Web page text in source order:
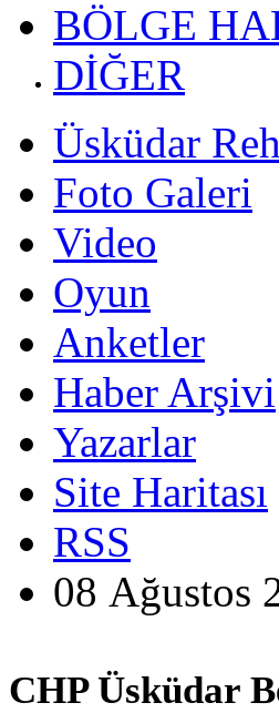
BÖLGE
DİĞER
Üsküdar
Foto Galeri
Video
Oyun
Anketler
Haber Arşivi
Yazarlar
Site Haritası
RSS
08 Ağustos
CHP Üsküdar